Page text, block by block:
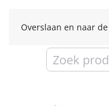
Overslaan en naar
Zoeken
naar: